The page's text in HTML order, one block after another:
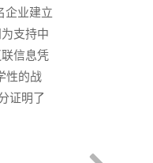
企业建立
支持中
信息凭
性的战
证明了